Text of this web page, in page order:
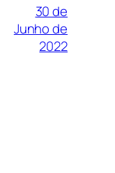
30 de
Junho de
2022